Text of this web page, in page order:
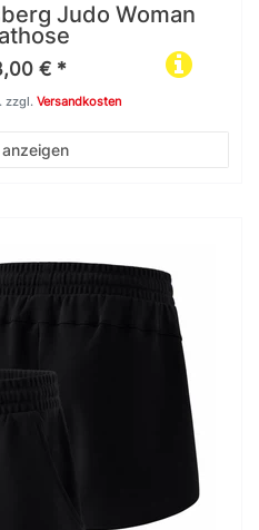
Judo Woman
€ *
zzgl. Versandkosten